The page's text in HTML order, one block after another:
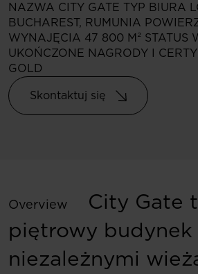
NAZWA CITY GATE TYP BIURA
BUCHAREST, RUMUNIA
WYNAJĘCIA 47 800 M² STATUS
UKOŃCZONE NAGRODY I
GOLD
Skontaktuj się
Overview
City Gate
piętrowy budynek
niezależnymi